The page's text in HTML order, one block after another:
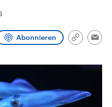
Abonnieren
Link